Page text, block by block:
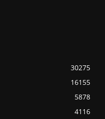
30275
16155
5878
4116